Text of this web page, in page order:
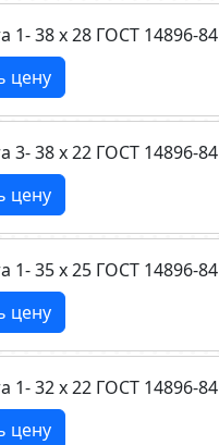
1- 38 х 28 ГОСТ 14896-84
цену
3- 38 х 22 ГОСТ 14896-84
цену
1- 35 х 25 ГОСТ 14896-84
цену
1- 32 х 22 ГОСТ 14896-84
цену